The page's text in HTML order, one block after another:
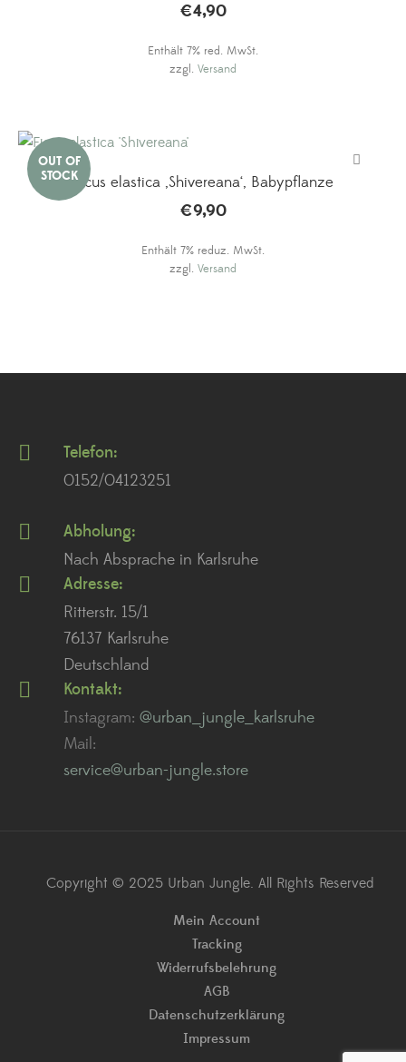
€4,90
Enthält 7% red. MwSt.
zzgl. Versand
Ficus elastica ‚Shivereana‘, Babypflanze
€9,90
Enthält 7% reduz. MwSt.
zzgl. Versand
Telefon:
0152/04123251
Abholung:
Nach Absprache in Karlsruhe
Adresse:
Ritterstr. 15/1
76137 Karlsruhe
Deutschland
Kontakt:
Instagram: @urban_jungle_karlsruhe
Mail:
service@urban-jungle.store
Copyright © 2025 Urban Jungle. All Rights Reserved
Mein Account
Tracking
Widerrufsbelehrung
AGB
Datenschutzerklärung
Impressum